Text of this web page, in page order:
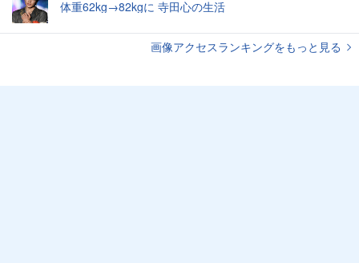
体重62kg→82kgに 寺田心の生活
画像アクセスランキングをもっと見る